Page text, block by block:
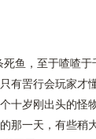
鱼，至于喳喳
有罟行会玩家才
岁刚出头的怪
那一天，有些稍